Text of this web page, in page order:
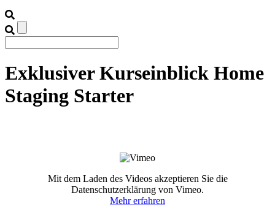
Exklusiver Kurseinblick Home
Staging Starter
Mit dem Laden des Videos akzeptieren Sie die
Datenschutzerklärung von Vimeo.
Mehr erfahren